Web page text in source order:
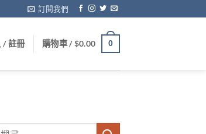
訂閱我們
/ 註冊 購物車 /$0.00 0